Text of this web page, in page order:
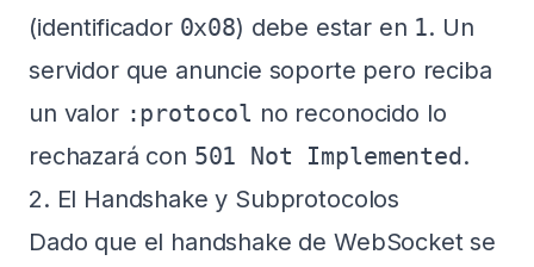
(identificador 0x08) debe estar en 1. Un
servidor que anuncie soporte pero reciba
un valor :protocol no reconocido lo
rechazará con 501 Not Implemented.
2. El Handshake y Subprotocolos
Dado que el handshake de WebSocket se